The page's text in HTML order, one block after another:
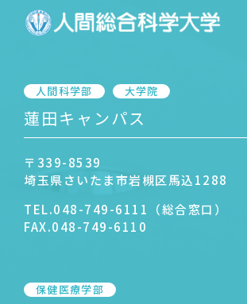
人間科学部 大学院
蓮田キャンパス
〒339-8539
埼玉県さいたま市岩槻区馬込1288
TEL.048-749-6111（総合窓口）
FAX.048-749-6110
保健医療学部